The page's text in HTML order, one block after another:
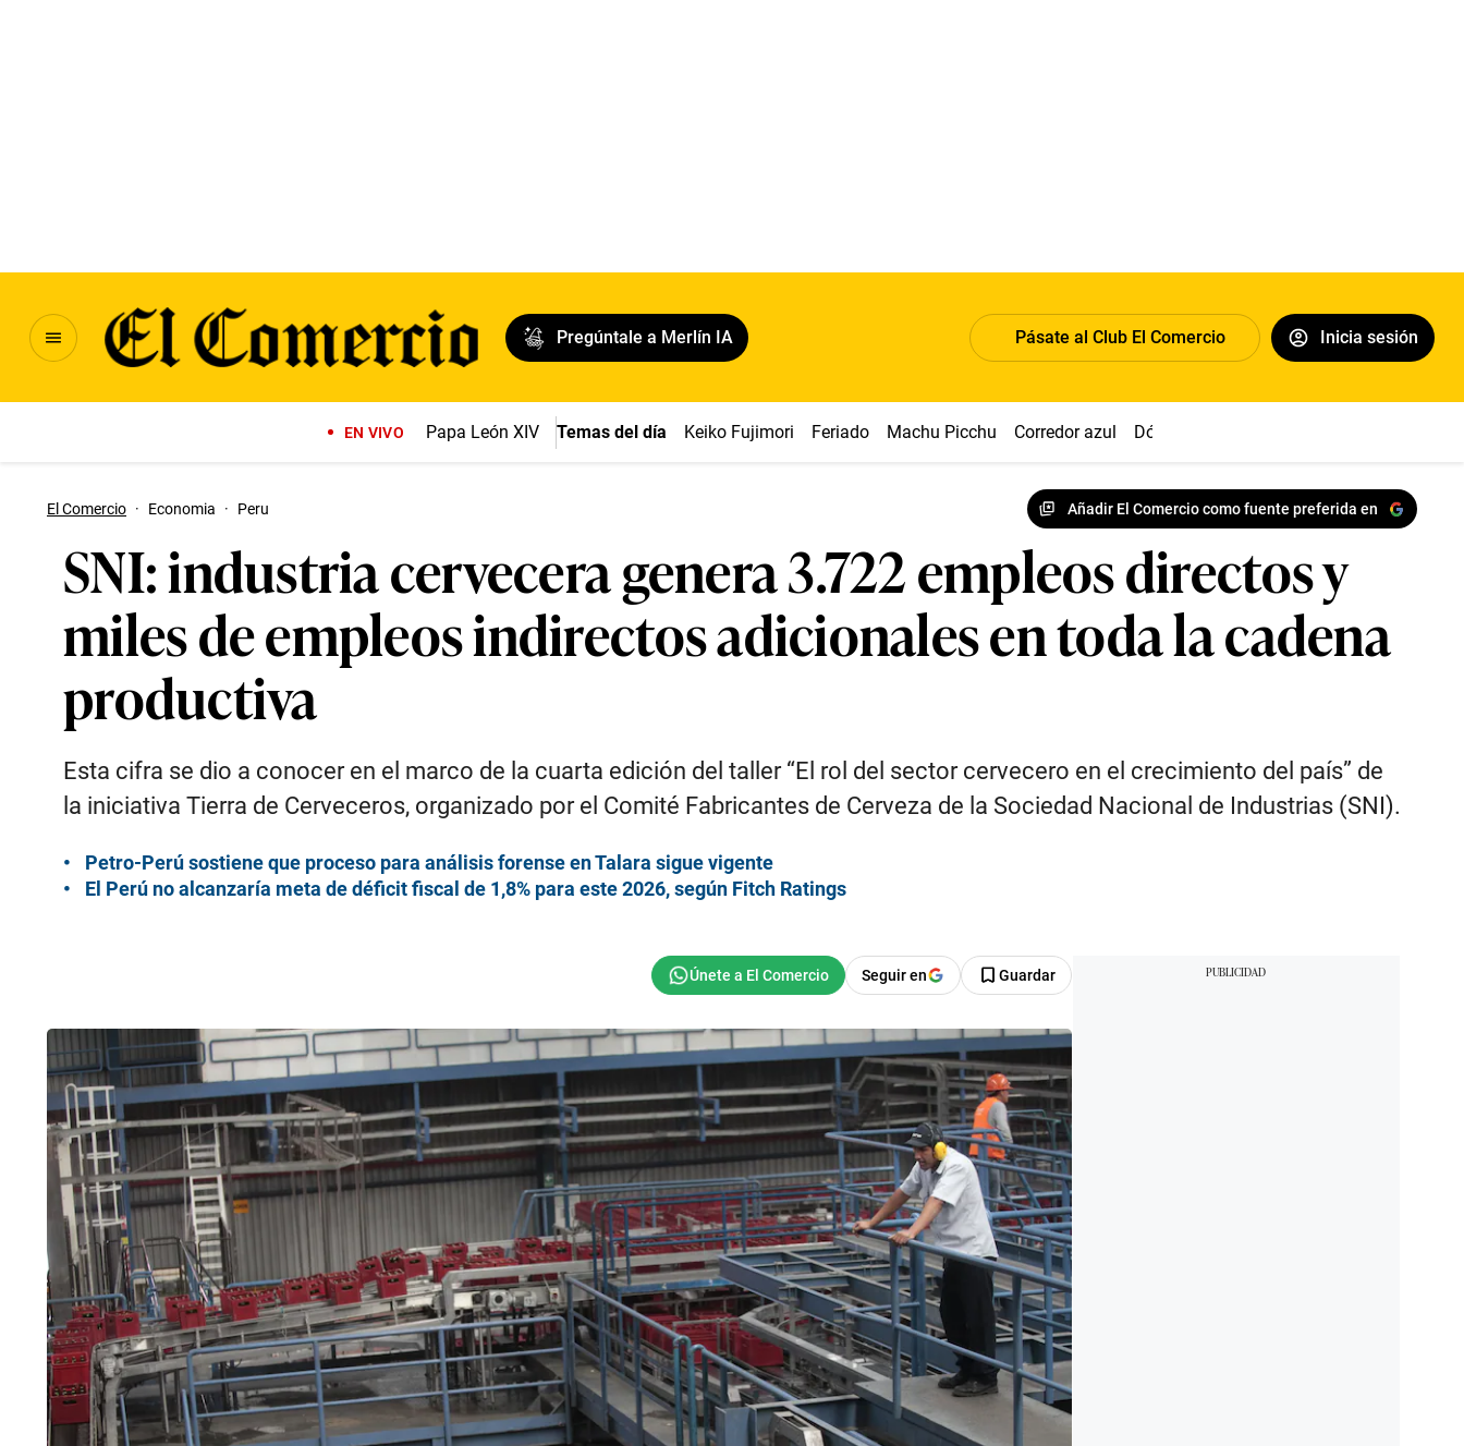
Pregúntale a Merlín IA Pásate al Club El Comercio Inicia sesión
EN VIVO Papa León XIV Temas del día Keiko Fujimori Feriado Machu Picchu Corredor azul Dólar
El Comercio · Economia · Peru Añadir El Comercio como fuente preferida en
SNI: industria cervecera genera 3.722 empleos directos y
miles de empleos indirectos adicionales en toda la cadena
productiva
Esta cifra se dio a conocer en el marco de la cuarta edición del taller “El rol del sector cervecero en el crecimiento del país” de
la iniciativa Tierra de Cerveceros, organizado por el Comité Fabricantes de Cerveza de la Sociedad Nacional de Industrias (SNI).
Petro-Perú sostiene que proceso para análisis forense en Talara sigue vigente
El Perú no alcanzaría meta de déficit fiscal de 1,8% para este 2026, según Fitch Ratings
Seguir en Guardar